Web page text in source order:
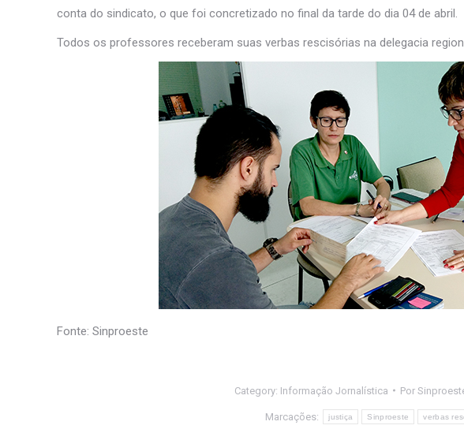
conta do sindicato, o que foi concretizado no final da tarde do dia 04 de abril.
Todos os professores receberam suas verbas rescisórias na delegacia
Fonte: Sinproeste
Category: Informação Jornalística Por
Marcações: justiça Sinproeste verbas